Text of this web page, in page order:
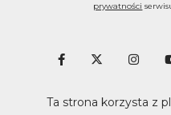
prywatności
Ta strona korzysta z